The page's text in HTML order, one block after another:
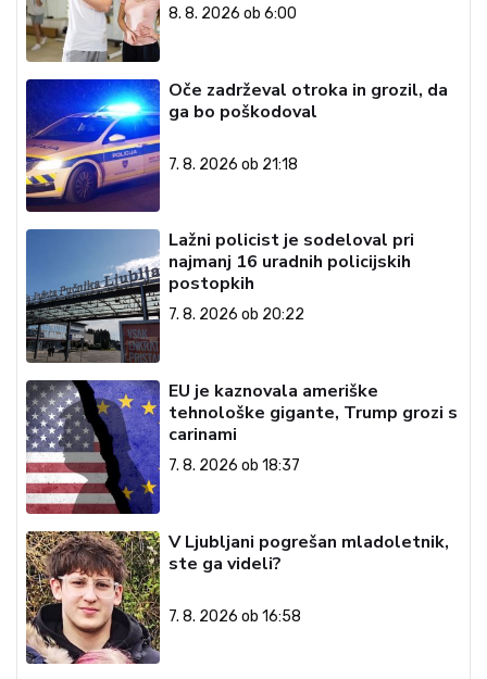
8. 8. 2026 ob 6:00
Oče zadrževal otroka in grozil, da
ga bo poškodoval
7. 8. 2026 ob 21:18
Lažni policist je sodeloval pri
najmanj 16 uradnih policijskih
postopkih
7. 8. 2026 ob 20:22
EU je kaznovala ameriške
tehnološke gigante, Trump grozi s
carinami
7. 8. 2026 ob 18:37
V Ljubljani pogrešan mladoletnik,
ste ga videli?
7. 8. 2026 ob 16:58